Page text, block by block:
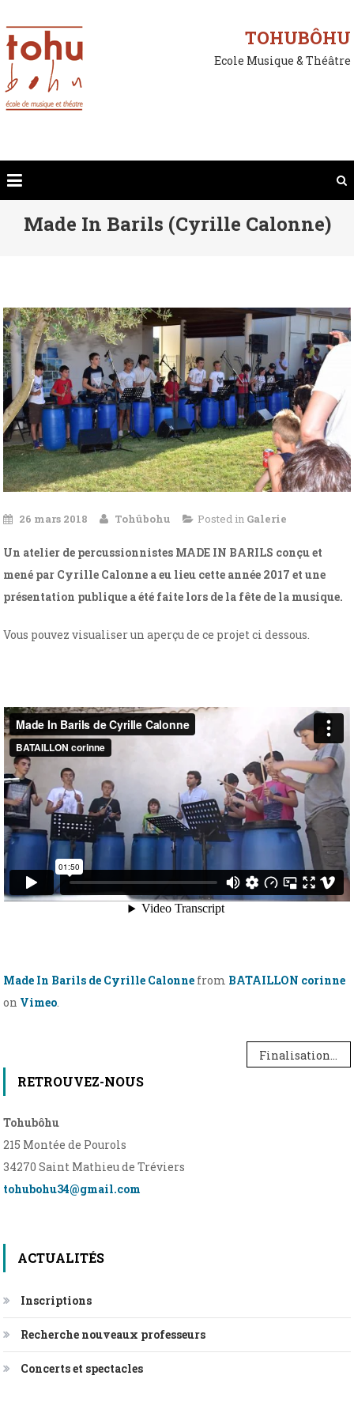
to
content
TOHUBÔHU
Ecole Musique & Théâtre
Made In Barils (Cyrille Calonne)
26 mars 2018 Tohûbohu Posted in Galerie
Un atelier de percussionnistes MADE IN BARILS conçu et
mené par Cyrille Calonne a eu lieu cette année 2017 et une
présentation publique a été faite lors de la fête de la musique.
Vous pouvez visualiser un aperçu de ce projet ci dessous.
Made In Barils de Cyrille Calonne from BATAILLON corinne
on Vimeo
de
l’article
Finalisation des inscriptions pour l’année
RETROUVEZ-NOUS
Tohubôhu
215 Montée de Pourols
34270 Saint Mathieu de Tréviers
tohubohu34@gmail.com
ACTUALITÉS
Inscriptions
Recherche nouveaux professeurs
Concerts et spectacles